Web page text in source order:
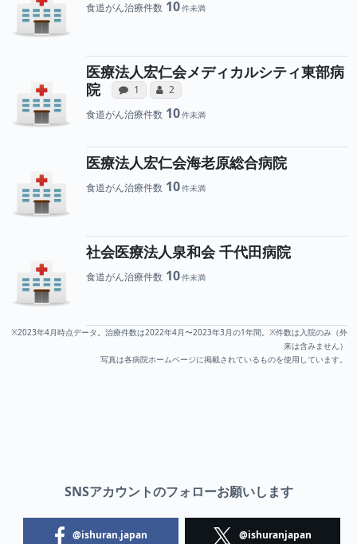
食道がん治療件数 10
医療法人宏仁会メディカルシティ東部病
院
感想投稿（合算）
1 病院への声と、所属医師への患者
コミュニケーション・タイプ（合算）
2 所属医師へのコミュニケーシ
食道がん治療件数 10
医療法人宏仁会海老原総合病院
食道がん治療件数 10
社会医療法人泉和会 千代田病院
食道がん治療件数 10
※2023年4月時点データ。治療件数は2022年4月〜2023年3月の1年間。※件数は入院のみ（外
来は含みません）
写真は各病院ホームページに掲載されているものを使用しています。
SNSアカウントのフォローお願いします
@ishuran.japan @ishuranjapan